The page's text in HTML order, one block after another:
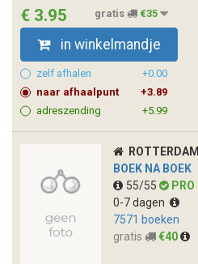
€ 3.95 gratis €35
in winkelmandje
zelf afhalen
+0.00
naar afhaalpunt
+3.89
adreszending
+5.99
ROTTERDAM
BOEK NA BOEK
55/55
PRO
0-7 dagen
7571 boeken
gratis
€40